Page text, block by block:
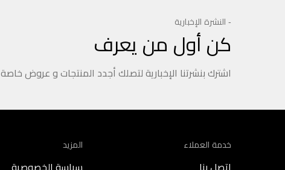
- النشرة الإخبارية
كن أول من يعرف
اشترك بنشرتنا الإخبارية لتصلك أجدد المنتجات و عروض خاصة
خدمة العملاء
اتصل بنا
المزيد
سياسة الخصوصية